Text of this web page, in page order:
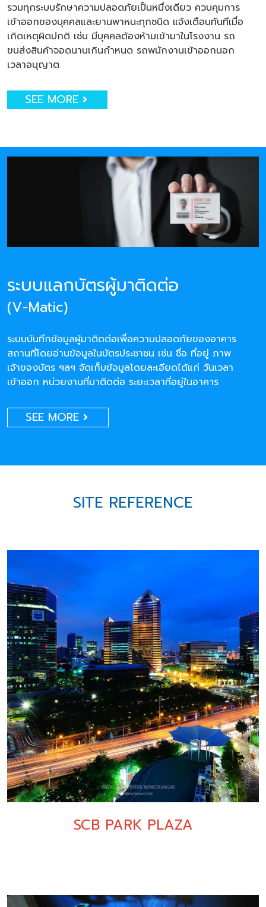
รวมทุกระบบรักษาความปลอดภัยเป็นหนึ่งเดียว ควบคุมการ
เข้าออกของบุคคลและยานพาหนะทุกชนิด แจ้งเตือนทันทีเมื่อ
เกิดเหตุผิดปกติ เช่น มีบุคคลต้องห้ามเข้ามาในโรงงาน รถ
ขนส่งสินค้าจอดนานเกินกำหนด รถพนักงานเข้าออกนอก
เวลาอนุญาต
SEE MORE
ระบบแลกบัตรผู้มาติดต่อ
(V-Matic)
ระบบบันทึกข้อมูลผู้มาติดต่อเพื่อความปลอดภัยของอาคาร
สถานที่โดยอ่านข้อมูลในบัตรประชาชน เช่น ชื่อ ที่อยู่ ภาพ
เจ้าของบัตร ฯลฯ จัดเก็บข้อมูลโดยละเอียดได้แก่ วันเวลา
เข้าออก หน่วยงานที่มาติดต่อ ระยะเวลาที่อยู่ในอาคาร
SEE MORE
SITE REFERENCE
SCB PARK PLAZA